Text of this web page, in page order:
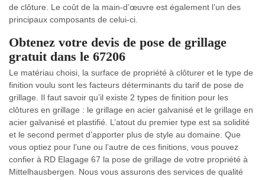
de clôture. Le coût de la main-d’œuvre est également l’un des
principaux composants de celui-ci.
Obtenez votre devis de pose de grillage
gratuit dans le 67206
Le matériau choisi, la surface de propriété à clôturer et le type de
finition voulu sont les facteurs déterminants du tarif de pose de
grillage. Il faut savoir qu’il existe 2 types de finition pour les
clôtures en grillage : le grillage en acier galvanisé et le grillage en
acier galvanisé et plastifié. L’atout du premier type est sa solidité
et le second permet d’apporter plus de style au domaine. Que
vous optiez pour l’une ou l’autre de ces finitions, vous pouvez
confier à RD Elagage 67 la pose de grillage de votre propriété à
Mittelhausbergen. Nous vous assurons des services de qualité